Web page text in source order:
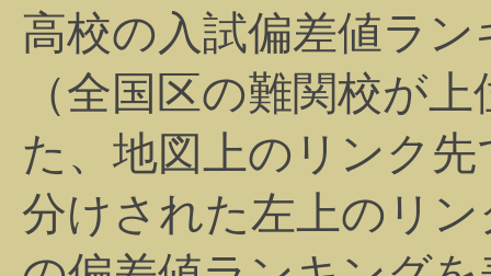
高校の入試偏差値ラ
（全国区の難関校が
た、地図上のリンク
分けされた左上のリ